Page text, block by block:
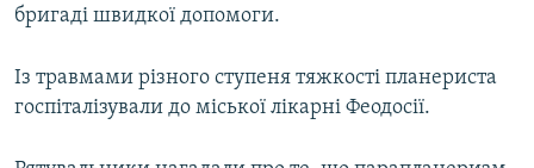
бригаді швидкої допомоги.
Із травмами різного ступеня тяжкості планериста
госпіталізували до міської лікарні Феодосії.